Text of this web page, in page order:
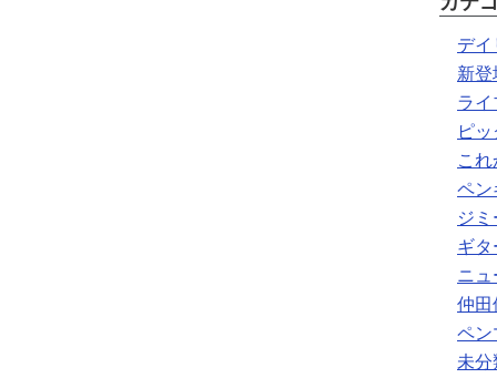
デイ
新登
ライ
ピ
こ
ペン
ジ
ギタ
ニュ
仲田
ペン
未分